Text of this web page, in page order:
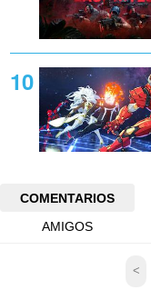
COMENTARIOS
AMIGOS
<